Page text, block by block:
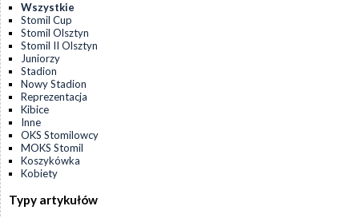
Wszystkie
Stomil Cup
Stomil Olsztyn
Stomil II Olsztyn
Juniorzy
Stadion
Nowy Stadion
Reprezentacja
Kibice
Inne
OKS Stomilowcy
MOKS Stomil
Koszykówka
Kobiety
Typy artykułów